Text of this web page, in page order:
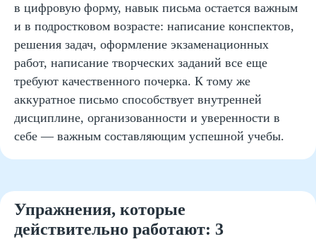
в цифровую форму, навык письма остается важным
и в подростковом возрасте: написание конспектов,
решения задач, оформление экзаменационных
работ, написание творческих заданий все еще
требуют качественного почерка. К тому же
аккуратное письмо способствует внутренней
дисциплине, организованности и уверенности в
себе — важным составляющим успешной учебы.
Упражнения, которые
действительно работают: 3
Снежана Довгошея
и скорописи
Тренер победителей российских и
международных олимпиад
Автор статьи: